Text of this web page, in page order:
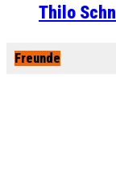
Thilo
Freunde